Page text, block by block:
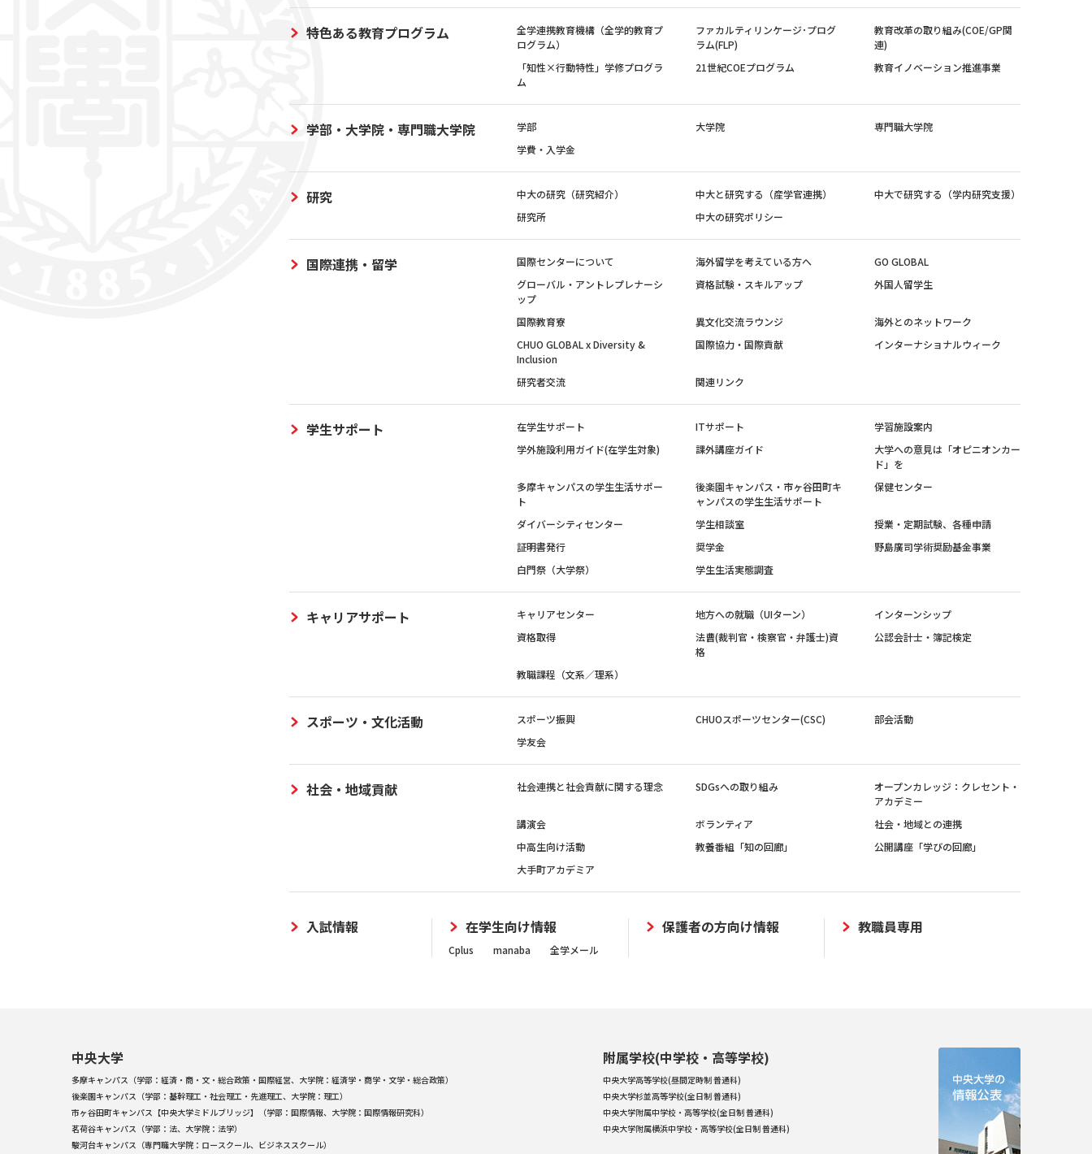
特色ある教育プログラム
全学連携教育機構（全学的教育プ
ログラム）
ファカルティリンケージ･プログ
ラム(FLP)
教育改革の取り組み(COE/GP関
連)
「知性×行動特性」学修プログラ
ム
21世紀COEプログラム 教育イノベーション推進事業
学部・大学院・専門職大学院 学部 大学院
専門職大学院
学費・入学金
研究 中大の研究（研究紹介） 中大と研究する（産学官連携）
中大で研究する（学内研究支援）
研究所
中大の研究ポリシー
国際連携・留学 国際センターについて 海外留学を考えている方へ
GO GLOBAL
グローバル・アントレプレナーシ
ップ
資格試験・スキルアップ 外国人留学生
国際教育寮 異文化交流ラウンジ
海外とのネットワーク
CHUO GLOBAL x Diversity &
Inclusion
国際協力・国際貢献 インターナショナルウィーク
研究者交流 関連リンク
学生サポート 在学生サポート ITサポート
学習施設案内
学外施設利用ガイド(在学生対象)
課外講座ガイド
大学への意見は「オピニオンカー
ド」を
多摩キャンパスの学生生活サポー
ト
後楽園キャンパス・市ヶ谷田町キ
ャンパスの学生生活サポート
保健センター
ダイバーシティセンター 学生相談室
授業・定期試験、各種申請
証明書発行
奨学金
野島廣司学術奨励基金事業
白門祭（大学祭）
学生生活実態調査
キャリアサポート キャリアセンター 地方への就職（UIターン）
インターンシップ
資格取得
法曹(裁判官・検察官・弁護士)資
格
公認会計士・簿記検定
教職課程（文系／理系）
スポーツ・文化活動 スポーツ振興 CHUOスポーツセンター(CSC)
部会活動
学友会
社会・地域貢献 社会連携と社会貢献に関する理念 SDGsへの取り組み
オープンカレッジ：クレセント・
アカデミー
講演会
ボランティア
社会・地域との連携
中高生向け活動
教養番組「知の回廊」
公開講座「学びの回廊」
大手町アカデミア
入試情報 在学生向け情報
Cplus manaba 全学メール
保護者の方向け情報 教職員専用
中央大学
多摩キャンパス（学部：経済・商・文・総合政策・国際経営、大学院：経済学・商学・文学・総合政策）
後楽園キャンパス（学部：基幹理工・社会理工・先進理工、大学院：理工）
市ヶ谷田町キャンパス【中央大学ミドルブリッジ】（学部：国際情報、大学院：国際情報研究科）
茗荷谷キャンパス（学部：法、大学院：法学）
駿河台キャンパス（専門職大学院：ロースクール、ビジネススクール）
附属学校(中学校・高等学校)
中央大学高等学校(昼間定時制 普通科)
中央大学杉並高等学校(全日制 普通科)
中央大学附属中学校・高等学校(全日制 普通科)
中央大学附属横浜中学校・高等学校(全日制 普通科)